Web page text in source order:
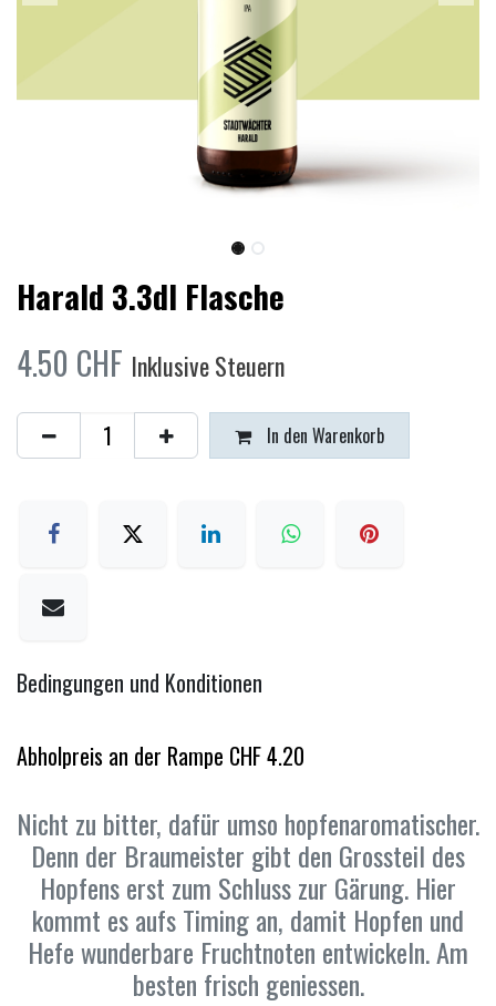
Harald 3.3dl Flasche
4.50 CHF Inklusive Steuern
In den Warenkorb
Bedingungen und Konditionen
Abholpreis an der Rampe CHF 4.20
Nicht zu bitter, dafür umso hopfenaromatischer.
Denn der Braumeister gibt den Grossteil des
Hopfens erst zum Schluss zur Gärung. Hier
kommt es aufs Timing an, damit Hopfen und
Hefe wunderbare Fruchtnoten entwickeln. Am
besten frisch geniessen.